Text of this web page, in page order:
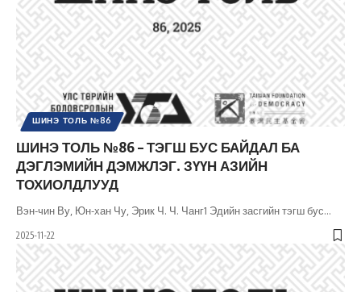
ШИНЭ ТОЛЬ №86
ШИНЭ ТОЛЬ №86 – ТЭГШ БУС БАЙДАЛ БА
ДЭГЛЭМИЙН ДЭМЖЛЭГ. ЗҮҮН АЗИЙН
ТОХИОЛДЛУУД
Вэн-чин Ву, Юн-хан Чу, Эрик Ч. Ч. Чанг1 Эдийн засгийн тэгш бус…
2025-11-22